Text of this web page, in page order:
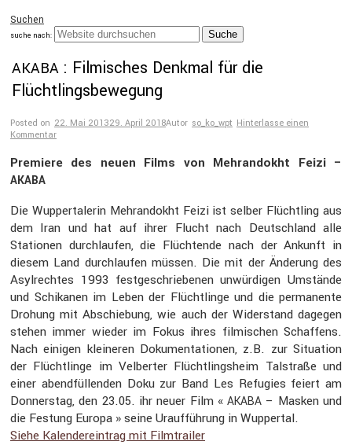
Suchen
suche nach:
AKABA : Filmisches Denkmal für die
Flüchtlingsbewegung
Posted on 22. Mai 201329. April 2018Autor so_ko_wpt Hinterlasse einen
Kommentar
Premiere des neuen Films von Mehran­dokht Feizi –
AKABA
Die Wupper­ta­lerin Mehran­dokht Feizi ist selber Flücht­ling aus
dem Iran und hat auf ihrer Flucht nach Deutsch­land alle
Stationen durch­laufen, die Flüch­tende nach der Ankunft in
diesem Land durch­laufen müssen. Die mit der Änderung des
Asylrechtes 1993 festge­schrie­benen unwür­digen Umstände
und Schikanen im Leben der Flücht­linge und die perma­nente
Drohung mit Abschie­bung, wie auch der Wider­stand dagegen
stehen immer wieder im Fokus ihres filmi­schen Schaf­fens.
Nach einigen kleineren Dokumen­ta­tionen, z.B. zur Situa­tion
der Flücht­linge im Velberter Flücht­lings­heim Talstraße und
einer abend­fül­lenden Doku zur Band Les Refugies feiert am
Donnerstag, den 23.05. ihr neuer Film «AKABA – Masken und
die Festung Europa » seine Urauf­füh­rung in Wuppertal.
Siehe Kalen­der­ein­trag mit Filmtrailer